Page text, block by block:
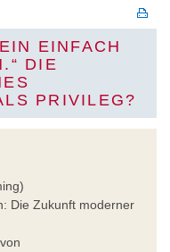
EINFACH
DIE
PRIVILEG?
Die Zukunft moderner